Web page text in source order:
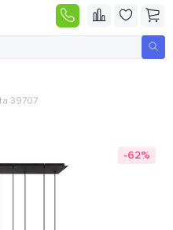
39707
-62%